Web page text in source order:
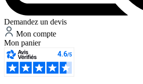
Demandez un devis
Mon compte
Mon panier